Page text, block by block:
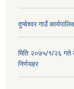
दुप्चेश्वर गाउँ
मिति २०७५/१/२६ गते
निर्णयहर